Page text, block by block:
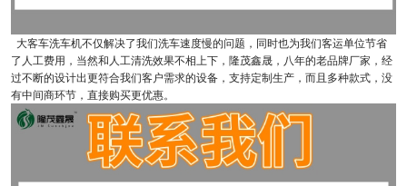
大客车洗车机不仅解决了我们洗车速度慢的问题，同时也为我们客运单位节省
了人工费用，当然和人工清洗效果不相上下，隆茂鑫晟，八年的老品牌厂家，经
过不断的设计出更符合我们客户需求的设备，支持定制生产，而且多种款式，没
有中间商环节，直接购买更优惠。